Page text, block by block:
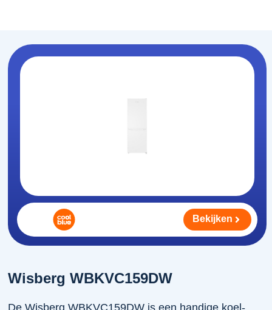
Wisberg WBKVC159DW
De Wisberg WBKVC159DW is een handige koel-
Bekijken